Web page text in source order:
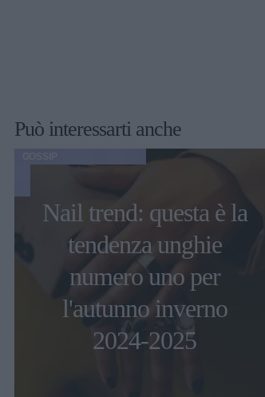
Può interessarti anche
Nail trend: questa è la
tendenza unghie
numero uno per
l'autunno inverno
2024-2025